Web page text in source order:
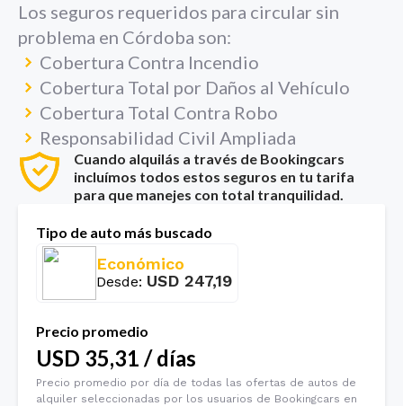
Los seguros requeridos para circular sin
problema en Córdoba son:
Cobertura Contra Incendio
Cobertura Total por Daños al Vehículo
Cobertura Total Contra Robo
Responsabilidad Civil Ampliada
Cuando alquilás a través de Bookingcars
incluímos todos estos seguros en tu tarifa
para que manejes con total tranquilidad.
Tipo de auto más buscado
Económico
Desde: USD 247,19
Precio promedio
USD 35,31 /días
Precio promedio por día de todas las ofertas de autos de
alquiler seleccionadas por los usuarios de Bookingcars en